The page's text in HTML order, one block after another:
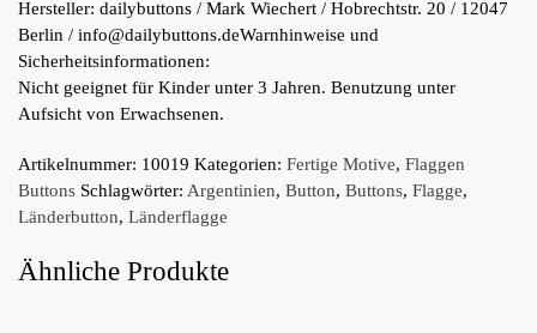
Hersteller: dailybuttons / Mark Wiechert / Hobrechtstr. 20 / 12047
Berlin / info@dailybuttons.deWarnhinweise und
Sicherheitsinformationen:
Nicht geeignet für Kinder unter 3 Jahren. Benutzung unter
Aufsicht von Erwachsenen.
Artikelnummer: 10019 Kategorien: Fertige Motive, Flaggen
Buttons Schlagwörter: Argentinien, Button, Buttons, Flagge,
Länderbutton, Länderflagge
Ähnliche Produkte